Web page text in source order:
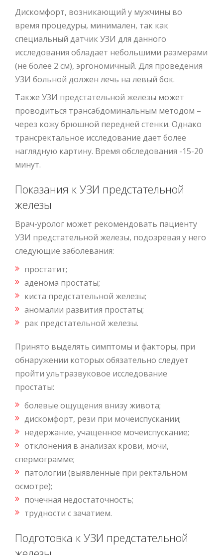
Дискомфорт, возникающий у мужчины во
время процедуры, минимален, так как
специальный датчик УЗИ для данного
исследования обладает небольшими размерами
(не более 2 см), эргономичный. Для проведения
УЗИ больной должен лечь на левый бок.
Также УЗИ предстательной железы может
проводиться трансабдоминальным методом –
через кожу брюшной передней стенки. Однако
трансректальное исследование дает более
наглядную картину. Время обследования -15-20
минут.
Показания к УЗИ предстательной
железы
Врач-уролог может рекомендовать пациенту
УЗИ предстательной железы, подозревая у него
следующие заболевания:
простатит;
аденома простаты;
киста предстательной железы;
аномалии развития простаты;
рак предстательной железы.
Принято выделять симптомы и факторы, при
обнаружении которых обязательно следует
пройти ультразвуковое исследование
простаты:
болевые ощущения внизу живота;
дискомфорт, рези при мочеиспускании;
недержание, учащенное мочеиспускание;
отклонения в анализах крови, мочи,
спермограмме;
патологии (выявленные при ректальном
осмотре);
почечная недостаточность;
трудности с зачатием.
Подготовка к УЗИ предстательной